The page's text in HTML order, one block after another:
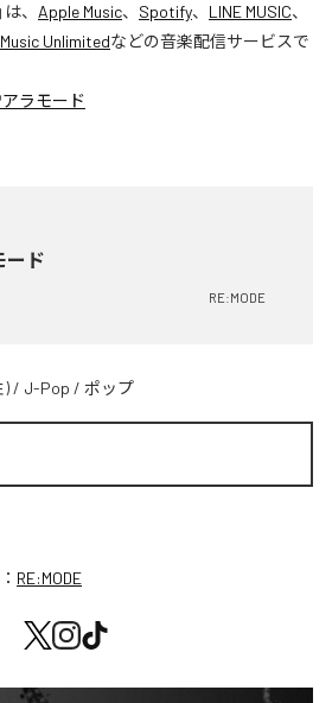
」は、 Apple Music、 Spotify、 LINE MUSIC、
Unlimitedなどの音楽配信サービスで
ラモード
ド
RE:MODE
) / J-Pop / ポップ
RE:MODE